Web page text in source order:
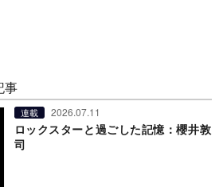
事
連載 2026.07.11
ロックスターと過ごした記憶：櫻井敦
司